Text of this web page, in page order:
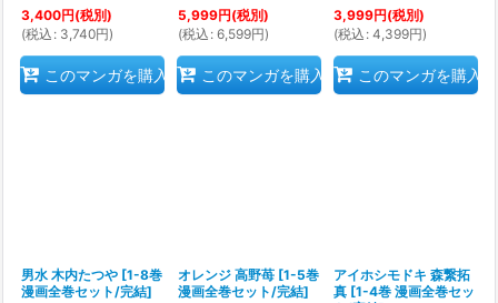
3,400円(税別)
(税込 : 3,740円)
このマンガを購入
5,999円(税別)
(税込 : 6,599円)
このマンガを購入
3,999円(税別)
(税込 : 4,399円)
このマンガを購入
男水 木内たつや [1-8巻
漫画全巻セット/完結]
オレンジ 高野苺 [1-5巻
漫画全巻セット/完結]
アイホシモドキ 森繋拓
真 [1-4巻 漫画全巻セッ